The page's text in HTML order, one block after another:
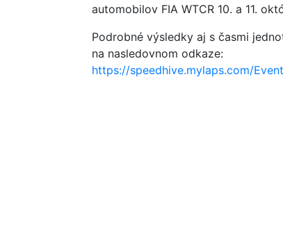
automobilov FIA WTCR 10. a 11.
Podrobné výsledky aj s časmi
na nasledovnom odkaze:
https://speedhive.mylaps.com/